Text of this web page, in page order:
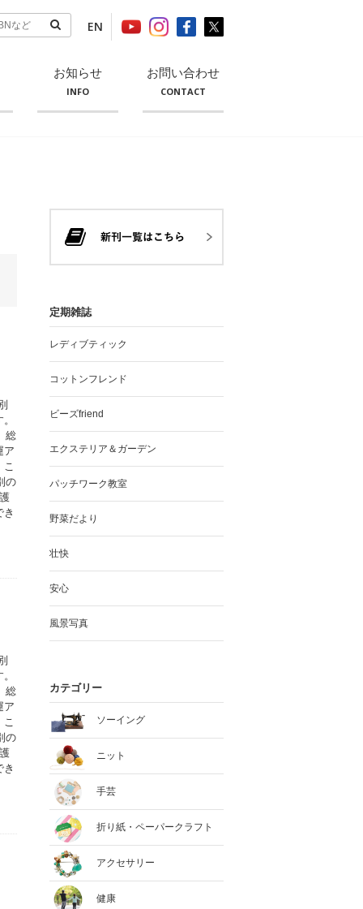
EN
お知らせ
INFO
お問い合わせ
CONTACT
総
ア
の
総
ア
の
定期雑誌
レディブティック
コットンフレンド
ビーズfriend
エクステリア＆ガーデン
パッチワーク教室
野菜だより
壮快
安心
風景写真
カテゴリー
ソーイング
ニット
手芸
折り紙・ペーパークラフト
アクセサリー
健康